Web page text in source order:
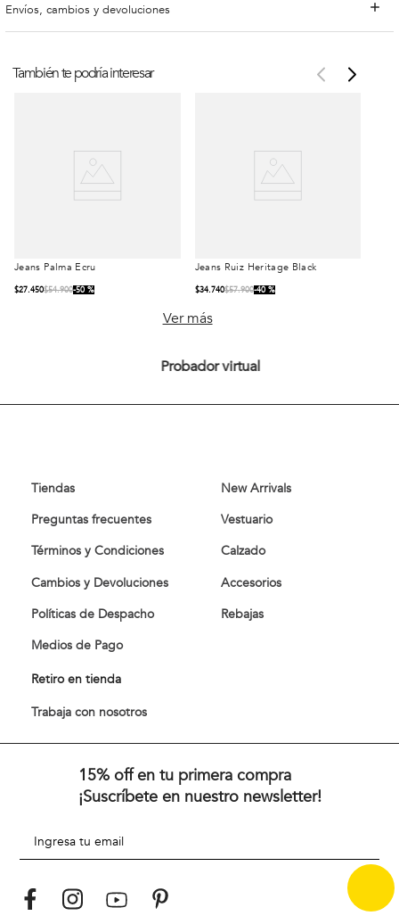
Envíos, cambios y devoluciones
También te podría interesar
Jeans Palma Ecru
$27.450$54.900 50 %
Jeans Ruiz Heritage Black
$34.740$57.900 40 %
Ver más
Probador virtual
Tiendas
Preguntas frecuentes
Términos y Condiciones
Cambios y Devoluciones
Políticas de Despacho
Medios de Pago
Retiro en tienda
Trabaja con nosotros
New Arrivals
Vestuario
Calzado
Accesorios
Rebajas
15% off en tu primera compra
¡Suscríbete en nuestro newsletter!